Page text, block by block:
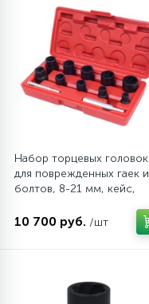
Набор торцевых головок
для поврежденных гаек и
болтов, 8-21 мм, кейс,
МАСТАК 109-30012C
10 700 руб. /шт